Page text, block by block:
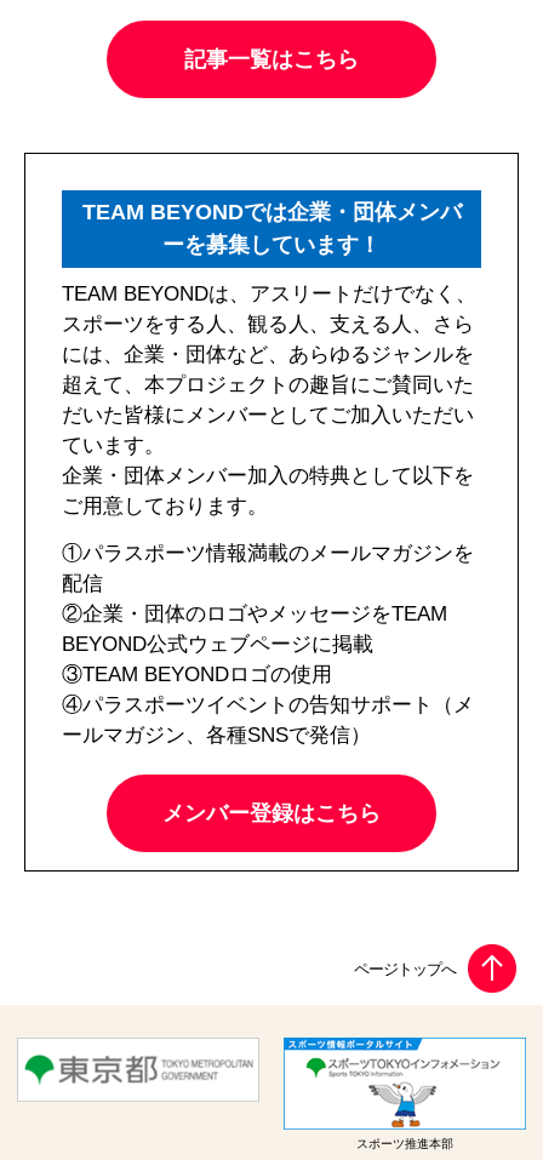
記事一覧はこちら
TEAM BEYONDでは企業・団体メンバ
ーを募集しています！
TEAM BEYONDは、アスリートだけでなく、
スポーツをする人、観る人、支える人、さら
には、企業・団体など、あらゆるジャンルを
超えて、本プロジェクトの趣旨にご賛同いた
だいた皆様にメンバーとしてご加入いただい
ています。
企業・団体メンバー加入の特典として以下を
ご用意しております。
①パラスポーツ情報満載のメールマガジンを
配信
②企業・団体のロゴやメッセージをTEAM
BEYOND公式ウェブページに掲載
③TEAM BEYONDロゴの使用
④パラスポーツイベントの告知サポート（メ
ールマガジン、各種SNSで発信）
メンバー登録はこちら
スポーツ推進本部